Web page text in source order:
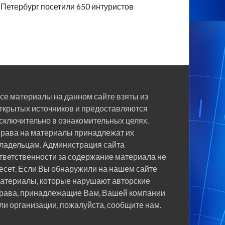
Петербург посетили 650 интуристов
материалы на данном сайте взяты из
источников и предоставляются
в ознакомительных целях.
на материалы принадлежат их
Администрация сайта
за содержание материала не
Если Вы обнаружили на нашем сайте
которые нарушают авторские
принадлежащие Вам, Вашей компании
организации, пожалуйста, сообщите нам.